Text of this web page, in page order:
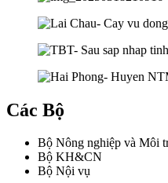
Các Bộ
Bộ Nông nghiệp và Môi
Bộ KH&CN
Bộ Nội vụ